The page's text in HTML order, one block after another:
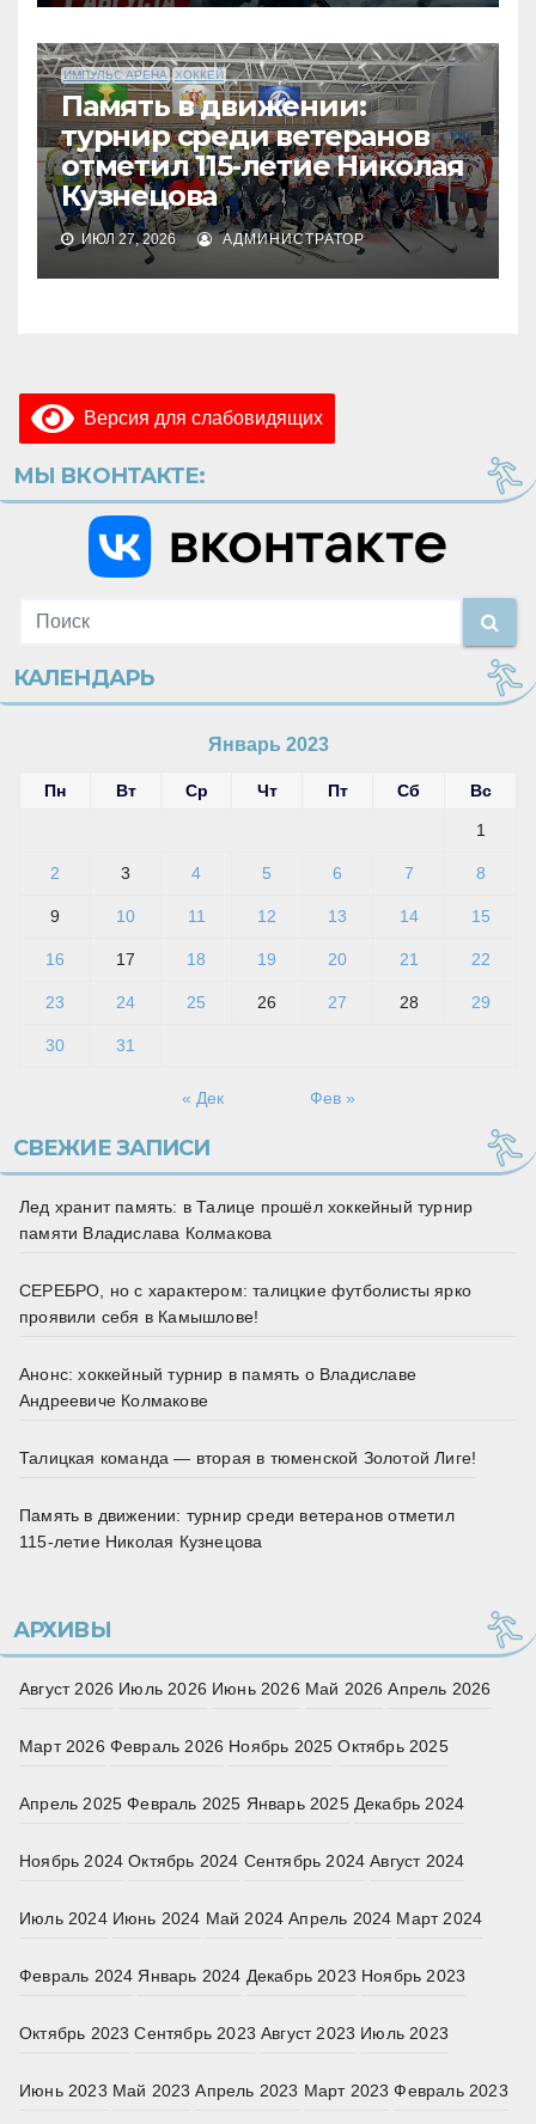
ИМПУЛЬС АРЕНА ХОККЕЙ
Память в движении:
турнир среди ветеранов
отметил 115‑летие Николая
Кузнецова
ИЮЛ 27, 2026 АДМИНИСТРАТОР
Версия для слабовидящих
МЫ ВКОНТАКТЕ:
КАЛЕНДАРЬ
Январь 2023
Пн Вт Ср Чт Пт Сб Вс
1
2 3 4 5 6 7 8
9 10 11 12 13 14 15
16 17 18 19 20 21 22
23 24 25 26 27 28 29
30 31
« Дек Фев »
СВЕЖИЕ ЗАПИСИ
Лед хранит память: в Талице прошёл хоккейный турнир
памяти Владислава Колмакова
СЕРЕБРО, но с характером: талицкие футболисты ярко
проявили себя в Камышлове!
Анонс: хоккейный турнир в память о Владиславе
Андреевиче Колмакове
Талицкая команда — вторая в тюменской Золотой Лиге!
Память в движении: турнир среди ветеранов отметил
115‑летие Николая Кузнецова
АРХИВЫ
Август 2026 Июль 2026 Июнь 2026 Май 2026 Апрель 2026
Март 2026 Февраль 2026 Ноябрь 2025 Октябрь 2025
Апрель 2025 Февраль 2025 Январь 2025 Декабрь 2024
Ноябрь 2024 Октябрь 2024 Сентябрь 2024 Август 2024
Июль 2024 Июнь 2024 Май 2024 Апрель 2024 Март 2024
Февраль 2024 Январь 2024 Декабрь 2023 Ноябрь 2023
Октябрь 2023 Сентябрь 2023 Август 2023 Июль 2023
Июнь 2023 Май 2023 Апрель 2023 Март 2023 Февраль 2023